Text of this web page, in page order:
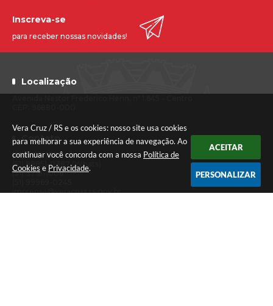
Vera Cruz / RS e os cookies: nosso site usa cookies
para melhorar a sua experiência de navegação. Ao
continuar você concorda com a nossa Política de
Cookies e Privacidade.
ACEITAR
PERSONALIZAR
Localização
Contato
(51) 3718-1222
(51) 99851-0387 (Whats)
(51) 3718-1008
imprensa@veracruz.rs.gov.br
Inscreva-se
para receber nossas novidades!